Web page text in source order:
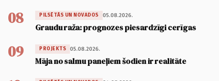
08 PILSĒTĀS UN NOVADOS 05.08.2026.
Graudu raža: prognozes piesardzīgi cerīgas
09 PROJEKTS 05.08.2026.
Māja no salmu paneļiem šodien ir realitāte